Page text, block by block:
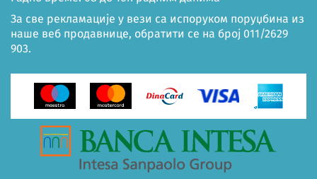
За све рекламације у вези са испоруком поруџбина из
наше веб продавнице, обратити се на број 011/2629
903.